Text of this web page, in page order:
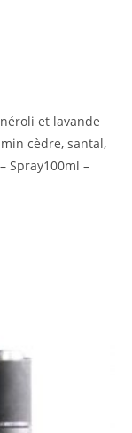
et lavande
cèdre, santal,
Spray100ml –